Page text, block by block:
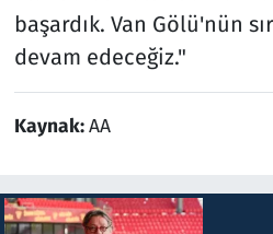
başardık. Van Gölü'nün
devam edeceğiz."
Kaynak:AA